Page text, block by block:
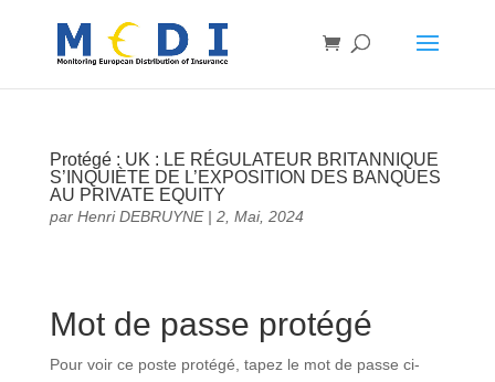
Protégé : UK : LE RÉGULATEUR BRITANNIQUE
S’INQUIÈTE DE L’EXPOSITION DES BANQUES
AU PRIVATE EQUITY
par Henri DEBRUYNE| 2, Mai, 2024
Mot de passe protégé
Pour voir ce poste protégé, tapez le mot de passe ci-